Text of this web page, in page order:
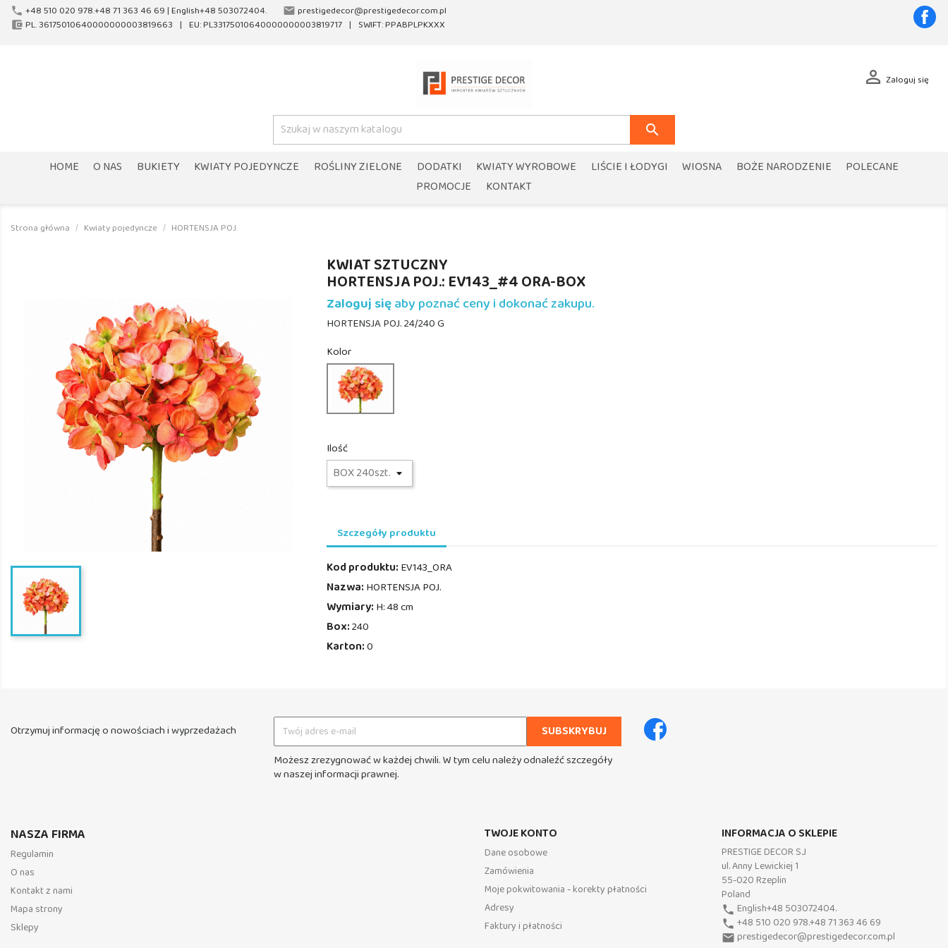
phone +48 510 020 978.+48 71 363 46 69 |English+48 503072404. email prestigedecor@prestigedecor.com.pl
account_balance_wallet PL. 36175010640000000003819663 EU: PL33175010640000000003819717 SWIFT: PPABPLPKXXX

 Zaloguj się
HOME O NAS BUKIETY KWIATY POJEDYNCZE ROŚLINY ZIELONE DODATKI KWIATY WYROBOWE LIŚCIE I ŁODYGI WIOSNA BOŻE NARODZENIE
POLECANE
PROMOCJE
KONTAKT
Strona główna Kwiaty pojedyncze HORTENSJA POJ.
KWIAT SZTUCZNY
HORTENSJA POJ.: EV143_#4 ORA-BOX
Zaloguj sięaby poznać ceny i dokonać zakupu.
HORTENSJA POJ. 24/240 G
Kolor
EV143_ORA
Ilość
Szczegóły produktu
Kod produktu: EV143_ORA
Nazwa: HORTENSJA POJ.
Wymiary: H: 48 cm
Box:240
Karton:0
Otrzymuj informację o nowościach i wyprzedażach
Możesz zrezygnować w każdej chwili. W tym celu należy odnaleźć szczegóły
w naszej informacji prawnej.
NASZA FIRMA
Regulamin
O nas
Kontakt z nami
Mapa strony
Sklepy
TWOJE KONTO
Dane osobowe
Zamówienia
Moje pokwitowania - korekty płatności
Adresy
Faktury i płatności
INFORMACJA O SKLEPIE
PRESTIGE DECOR S.J
ul. Anny Lewickiej 1
55-020 Rzeplin
Poland
phone English+48 503072404.
phone +48 510 020 978.+48 71 363 46 69
email prestigedecor@prestigedecor.com.pl